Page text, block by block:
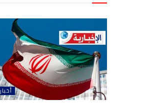
أخبار